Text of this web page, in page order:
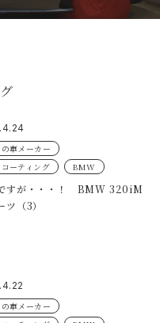
車メーカー
ーティング
BMW
すが・・・！ BMW 320iM
ツ（3）
車メーカー